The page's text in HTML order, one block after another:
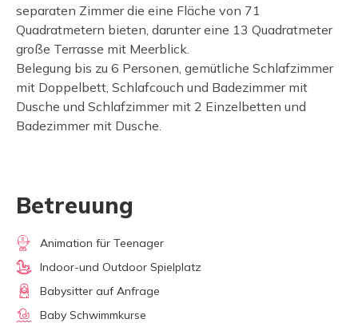
separaten Zimmer die eine Fläche von 71
Quadratmetern bieten, darunter eine 13 Quadratmeter
große Terrasse mit Meerblick.
Belegung bis zu 6 Personen, gemütliche Schlafzimmer
mit Doppelbett, Schlafcouch und Badezimmer mit
Dusche und Schlafzimmer mit 2 Einzelbetten und
Badezimmer mit Dusche.
Betreuung
Animation für Teenager
Indoor-und Outdoor Spielplatz
Babysitter auf Anfrage
Baby Schwimmkurse